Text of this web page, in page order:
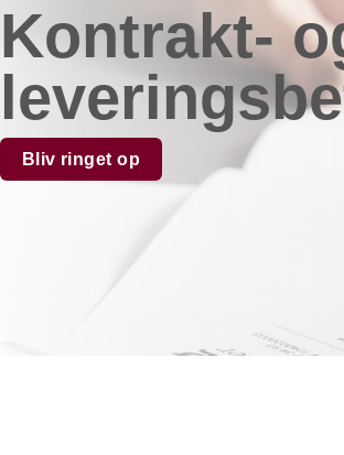
Kontrakt-
Bliv ringet op